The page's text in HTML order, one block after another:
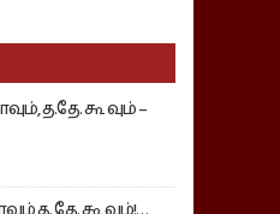
த.தே. கூ வும் –